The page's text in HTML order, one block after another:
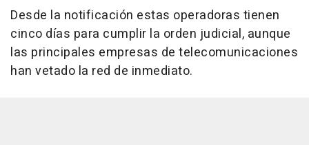
Desde la notificación estas operadoras tienen
cinco días para cumplir la orden judicial, aunque
las principales empresas de telecomunicaciones
han vetado la red de inmediato.